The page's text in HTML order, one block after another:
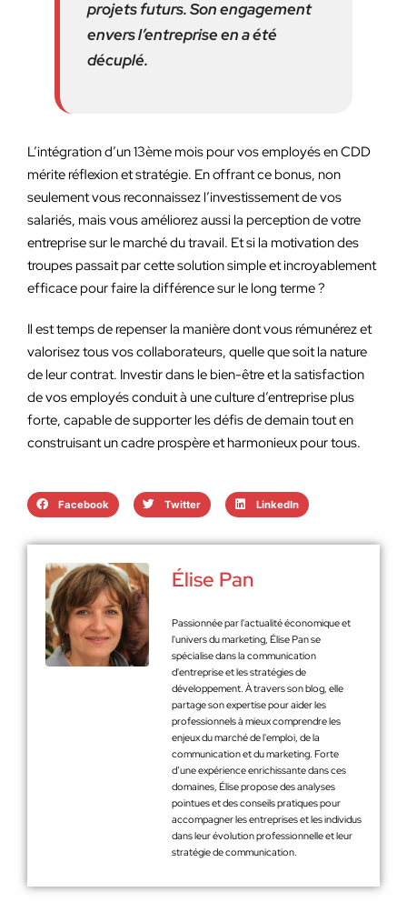
projets futurs. Son engagement
envers l’entreprise en a été
décuplé.
L’intégration d’un 13ème mois pour vos employés en CDD
mérite réflexion et stratégie. En offrant ce bonus, non
seulement vous reconnaissez l’investissement de vos
salariés, mais vous améliorez aussi la perception de votre
entreprise sur le marché du travail. Et si la motivation des
troupes passait par cette solution simple et incroyablement
efficace pour faire la différence sur le long terme ?
Il est temps de repenser la manière dont vous rémunérez et
valorisez tous vos collaborateurs, quelle que soit la nature
de leur contrat. Investir dans le bien-être et la satisfaction
de vos employés conduit à une culture d’entreprise plus
forte, capable de supporter les défis de demain tout en
construisant un cadre prospère et harmonieux pour tous.
Facebook Twitter LinkedIn
Élise Pan
Passionnée par l'actualité économique et
l'univers du marketing, Élise Pan se
spécialise dans la communication
d'entreprise et les stratégies de
développement. À travers son blog, elle
partage son expertise pour aider les
professionnels à mieux comprendre les
enjeux du marché de l'emploi, de la
communication et du marketing. Forte
d’une expérience enrichissante dans ces
domaines, Élise propose des analyses
pointues et des conseils pratiques pour
accompagner les entreprises et les individus
dans leur évolution professionnelle et leur
stratégie de communication.